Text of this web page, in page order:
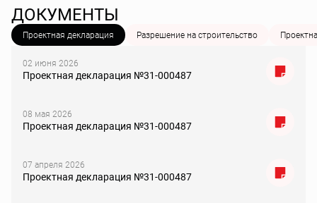
ДОКУМЕНТЫ
Проектная декларация Разрешение на строительство
02 июня 2026
Проектная декларация №31-000487
08 мая 2026
Проектная декларация №31-000487
07 апреля 2026
Проектная декларация №31-000487